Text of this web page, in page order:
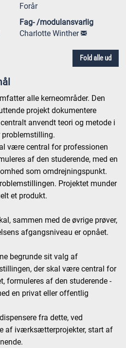
Forår
Fag- /modulansvarlig
Charlotte Winther
Fold alle ud
alle kerneområder. Den
projekt dokumentere
anvendt teori og metode i
være central for professionen
af den studerende, med en
som omdrejningspunkt.
Projektet munder
et produkt.
sammen med de øvrige prøver,
afgangsniveau er opnået.
begrunde sit valg af
der skal være central for
formuleres af den studerende -
en privat eller offentlig
fra dette, ved
af iværksætterprojekter, start af